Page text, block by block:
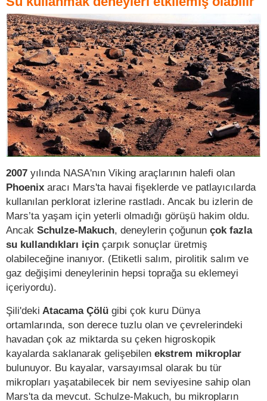
2007 yılında NASA'nın Viking araçlarının halefi olan
Phoenix aracı Mars'ta havai fişeklerde ve patlayıcılarda
kullanılan perklorat izlerine rastladı. Ancak bu izlerin de
Mars’ta yaşam için yeterli olmadığı görüşü hakim oldu.
Ancak Schulze-Makuch, deneylerin çoğunun çok fazla
su kullandıkları için çarpık sonuçlar üretmiş
olabileceğine inanıyor. (Etiketli salım, pirolitik salım ve
gaz değişimi deneylerinin hepsi toprağa su eklemeyi
içeriyordu).
Şili'deki Atacama Çölü gibi çok kuru Dünya
ortamlarında, son derece tuzlu olan ve çevrelerindeki
havadan çok az miktarda su çeken higroskopik
kayalarda saklanarak gelişebilen ekstrem mikroplar
bulunuyor. Bu kayalar, varsayımsal olarak bu tür
mikropları yaşatabilecek bir nem seviyesine sahip olan
Mars'ta da mevcut. Schulze-Makuch, bu mikropların